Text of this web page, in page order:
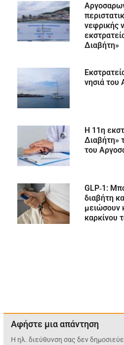
νεφρικής
Διαβήτη»
νησιά του
Η 11η
Διαβήτη»
του
GLP‑1:
διαβήτη
μειώσουν
καρκίνου
Αφήστε μια απάντηση
Η ηλ. διεύθυνση σας δεν